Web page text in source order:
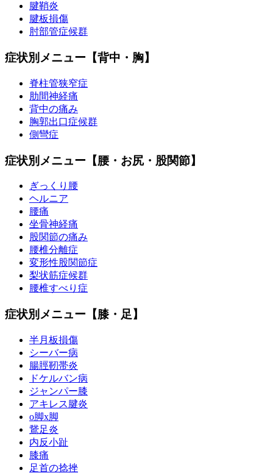
腱鞘炎
腱板損傷
肘部管症候群
症状別メニュー【背中・胸】
脊柱管狭窄症
肋間神経痛
背中の痛み
胸郭出口症候群
側彎症
症状別メニュー【腰・お尻・股関節】
ぎっくり腰
ヘルニア
腰痛
坐骨神経痛
股関節の痛み
腰椎分離症
変形性股関節症
梨状筋症候群
腰椎すべり症
症状別メニュー【膝・足】
半月板損傷
シーバー病
腸脛靭帯炎
ドケルバン病
ジャンパー膝
アキレス腱炎
o脚x脚
鵞足炎
内反小趾
膝痛
足首の捻挫